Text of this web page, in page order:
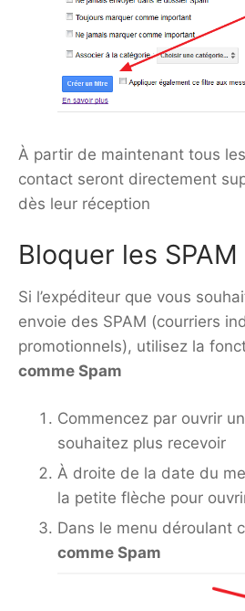
À partir de maintenant tous
contact seront directement
dès leur réception
Bloquer les SPAM
Si l’expéditeur que vous
envoie des SPAM (courriers
promotionnels), utilisez la
comme Spam
Commencez par ouvrir
souhaitez plus recevoir
À droite de la date du
la petite flèche pour
Dans le menu déroulant
comme Spam